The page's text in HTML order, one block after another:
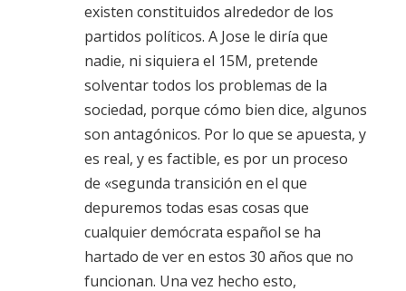
existen constituidos alrededor de los
partidos políticos. A Jose le diría que
nadie, ni siquiera el 15M, pretende
solventar todos los problemas de la
sociedad, porque cómo bien dice, algunos
son antagónicos. Por lo que se apuesta, y
es real, y es factible, es por un proceso
de «segunda transición en el que
depuremos todas esas cosas que
cualquier demócrata español se ha
hartado de ver en estos 30 años que no
funcionan. Una vez hecho esto,